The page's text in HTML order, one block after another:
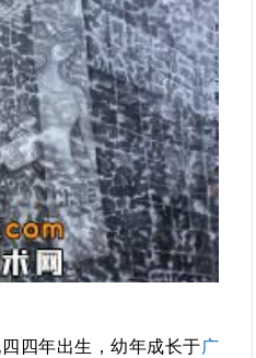
四年出生，幼年成长于广